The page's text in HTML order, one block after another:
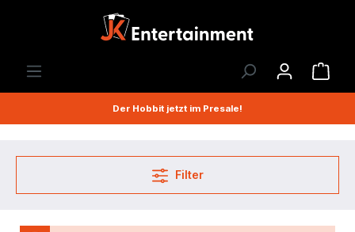
Der Hobbit jetzt im Presale!
Filter